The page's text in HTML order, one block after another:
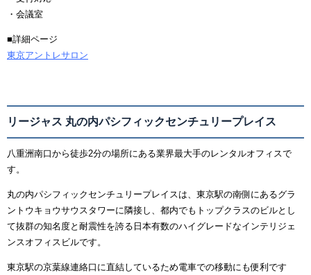
・会議室
■詳細ページ
東京アントレサロン
リージャス 丸の内パシフィックセンチュリープレイス
八重洲南口から徒歩2分の場所にある業界最大手のレンタルオフィスで
す。
丸の内パシフィックセンチュリープレイスは、東京駅の南側にあるグラ
ントウキョウサウスタワーに隣接し、都内でもトップクラスのビルとし
て抜群の知名度と耐震性を誇る日本有数のハイグレードなインテリジェ
ンスオフィスビルです。
東京駅の京葉線連絡口に直結しているため電車での移動にも便利です